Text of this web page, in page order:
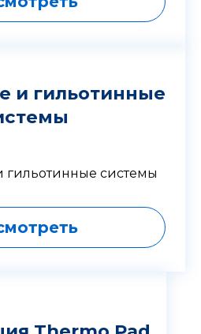
и гильотинные